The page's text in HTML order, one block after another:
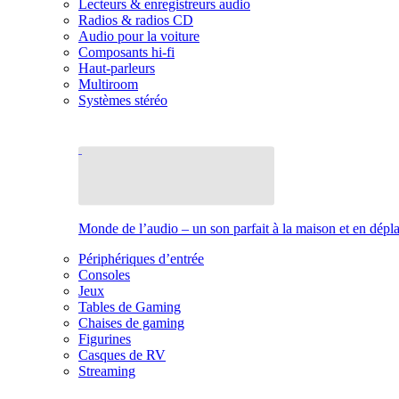
Lecteurs & enregistreurs audio
Radios & radios CD
Audio pour la voiture
Composants hi-fi
Haut-parleurs
Multiroom
Systèmes stéréo
Monde de l’audio – un son parfait à la maison et en
Périphériques d’entrée
Consoles
Jeux
Tables de Gaming
Chaises de gaming
Figurines
Casques de RV
Streaming